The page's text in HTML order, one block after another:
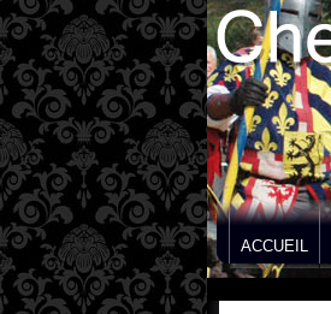
ACCUEIL